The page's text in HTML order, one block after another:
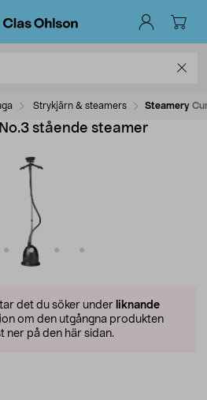
Strykjärn & steamers Steamery
stående steamer
det du söker under liknande
om den utgångna produkten
ner på den här sidan.